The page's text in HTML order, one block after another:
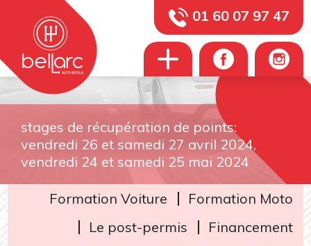
01 60 07 97 47
stages de récupération de points:
vendredi 26 et samedi 27 avril 2024,
vendredi 24 et samedi 25 mai 2024
Formation Voiture
Formation Moto
Le post-permis
Financement